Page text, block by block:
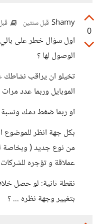
0
Shamy قبل سنتين
اول سؤال خطر على
الوصول لها ؟
تخيلو ان يراقب
الموبايل وربما عدد
او ربما ضغط دمك
بكل جهة انظر للموضوع
عملاقة و تؤجره
بتغيير وجهة نظره ... ؟